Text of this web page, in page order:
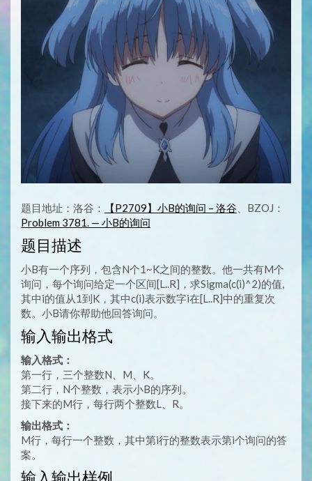
题目地址：洛谷： 【P2709】小B的询问 – 洛谷 、BZOJ：
Problem 3781. — 小B的询问
题目描述
小B有一个序列，包含N个1~K之间的整数。他一共有M个
询问，每个询问给定一个区间[L..R]，求Sigma(c(i)^2)的值,
其中i的值从1到K，其中c(i)表示数字i在[L..R]中的重复次
数。小B请你帮助他回答询问。
输入输出格式
输入格式：
第一行，三个整数N、M、K。
第二行，N个整数，表示小B的序列。
接下来的M行，每行两个整数L、R。
输出格式：
M行，每行一个整数，其中第i行的整数表示第i个询问的答
案。